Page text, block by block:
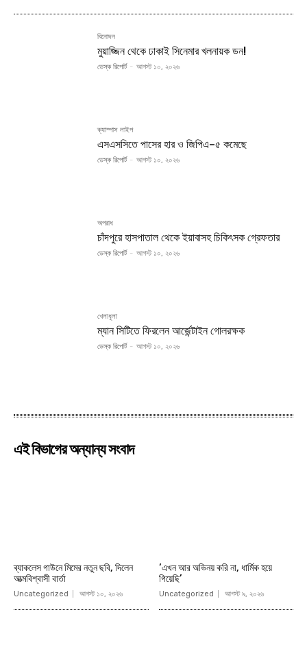
বিনোদন
মুয়াজ্জিন থেকে ঢাকাই সিনেমার খলনায়ক ডন!
ডেস্ক রিপোর্ট - আগস্ট ১০, ২০২৬
ক্যাম্পাস লাইপ
এসএসসিতে পাসের হার ও জিপিএ–৫ কমেছে
ডেস্ক রিপোর্ট - আগস্ট ১০, ২০২৬
অপরাধ
চাঁদপুরে হাসপাতাল থেকে ইয়াবাসহ চিকিৎসক গ্রেফতার
ডেস্ক রিপোর্ট - আগস্ট ১০, ২০২৬
খেলাধূলা
ম্যান সিটিতে ফিরলেন আর্জেন্টাইন গোলরক্ষক
ডেস্ক রিপোর্ট - আগস্ট ১০, ২০২৬
এই বিভাগের অন্যান্য সংবাদ
ব্যাকলেস গাউনে মিমের নতুন ছবি, দিলেন
আত্মবিশ্বাসী বার্তা
Uncategorized আগস্ট ১০, ২০২৬
‘এখন আর অভিনয় করি না, ধার্মিক হয়ে
গিয়েছি’
Uncategorized আগস্ট ৯, ২০২৬